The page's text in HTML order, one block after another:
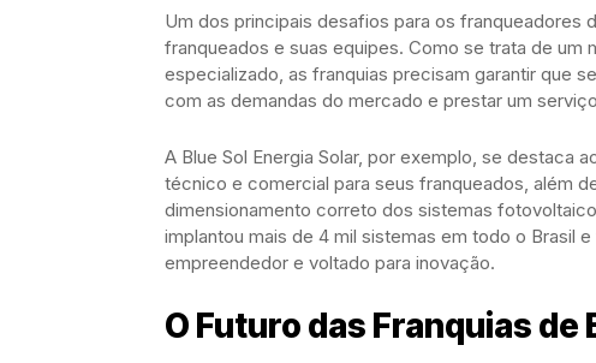
Um dos principais desafios para os franqueadores
franqueados e suas equipes. Como se trata de
especializado, as franquias precisam garantir que
com as demandas do mercado e prestar um
A Blue Sol Energia Solar, por exemplo, se destaca
técnico e comercial para seus franqueados, além
dimensionamento correto dos sistemas
implantou mais de 4 mil sistemas em todo o Brasil
empreendedor e voltado para inovação.
O Futuro das Franquias de